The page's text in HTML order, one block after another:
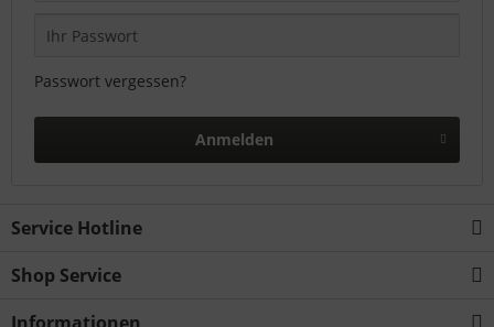
Passwort vergessen?
Anmelden
Service Hotline
Shop Service